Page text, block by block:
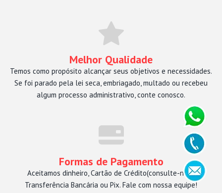
Melhor Qualidade
Temos como propósito alcançar seus objetivos e necessidades.
Se foi parado pela lei seca, embriagado, multado ou recebeu
algum processo administrativo, conte conosco.
Formas de Pagamento
Aceitamos dinheiro, Cartão de Crédito(consulte-nos),
Transferência Bancária ou Pix. Fale com nossa equipe!